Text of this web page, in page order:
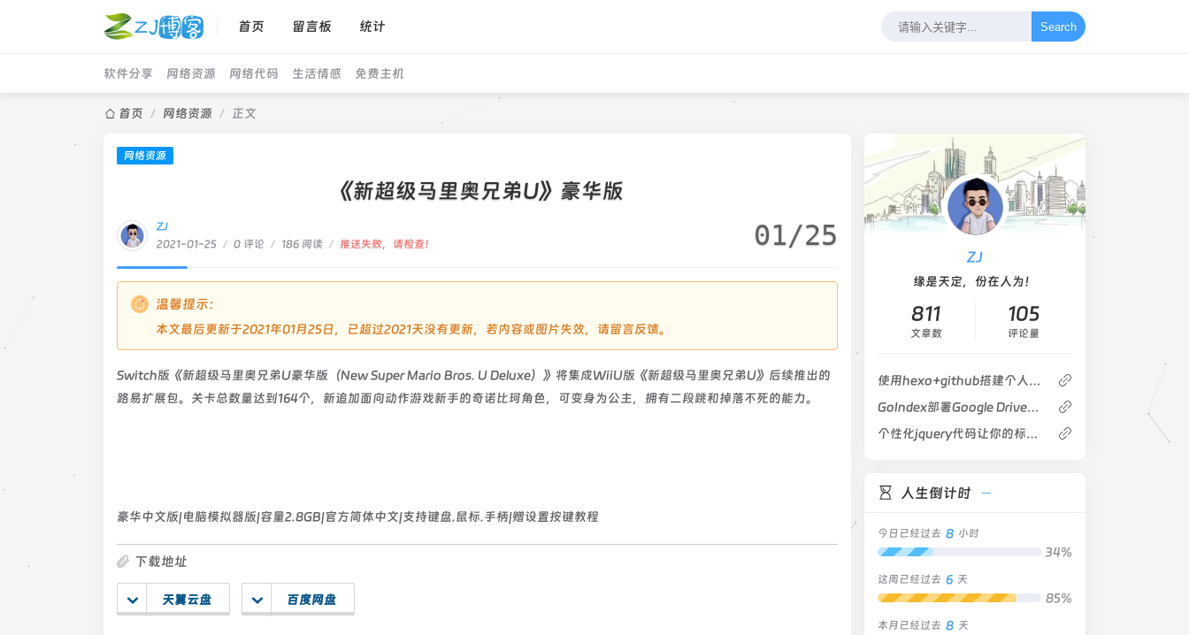
首页 留言板 统计 Search
软件分享 网络资源 网络代码 生活情感 免费主机
首页 / 网络资源 / 正文
网络资源
《新超级马里奥兄弟U》豪华版
ZJ
2021-01-25
/ 0 评论 / 186 阅读 / 推送失败，请检查！ 01/25
温馨提示：
本文最后更新于2021年01月25日，已超过2021天没有更新，若内容或图片失效，请留言反馈。
Switch版《新超级马里奥兄弟U豪华版（New Super Mario Bros. U Deluxe）》将集成WiiU版《新超级马里奥兄弟U》后续推出的
路易扩展包。关卡总数量达到164个，新追加面向动作游戏新手的奇诺比珂角色，可变身为公主，拥有二段跳和掉落不死的能力。
豪华中文版|电脑模拟器版|容量2.8GB|官方简体中文|支持键盘.鼠标.手柄|赠设置按键教程
下载地址
天翼云盘 百度网盘
ZJ
缘是天定，份在人为！
811
文章数
105
评论量
使用hexo+github搭建个人博客
GoIndex部署Google Drive来做目录索引网盘
个性化jquery代码让你的标题栏滚动起来
人生倒计时
今日已经过去 8 小时
34%
这周已经过去 6 天
85%
本月已经过去 8 天